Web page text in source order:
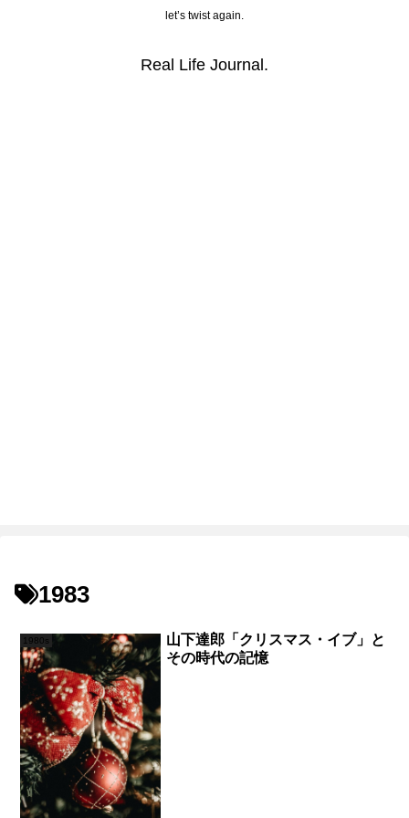
let’s twist again.
Real Life Journal.
1983
1980s
山下達郎「クリスマス・イブ」と
その時代の記憶